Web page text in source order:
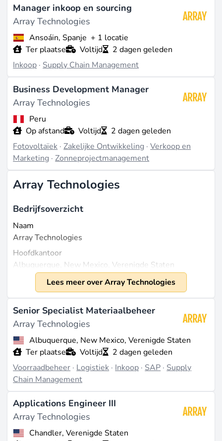
Manager inkoop en sourcing
Array Technologies
Ansoáin, Spanje + 1 locatie
Ter plaatse
Voltijd
2 dagen geleden
Inkoop · Supply Chain Management
Business Development Manager
Array Technologies
Peru
Op afstand
Voltijd
2 dagen geleden
Fotovoltaïek ·Zakelijke Ontwikkeling ·Verkoop en
Marketing ·Zonneprojectmanagement
Array Technologies
Bedrijfsoverzicht
Naam
Array Technologies
Hoofdkantoor
Albuquerque, New Mexico, Verenigde Staten
Jaar van oprichting
Bedrijfsmodel
Sector
Hernieuwbare energie
Kernactiviteiten
Ontwikkeling en productie van zonne-
energiesystemen
Inkomstenbronnen
Verkoop van zonne-energiesystemen en bijbehorende
diensten
Lees meer over Array Technologies
Senior Specialist Materiaalbeheer
Array Technologies
Albuquerque, New Mexico, Verenigde Staten
Ter plaatse
Voltijd
2 dagen geleden
Voorraadbeheer · Logistiek · Inkoop · SAP · Supply
Chain Management
Applications Engineer III
Array Technologies
Chandler, Verenigde Staten